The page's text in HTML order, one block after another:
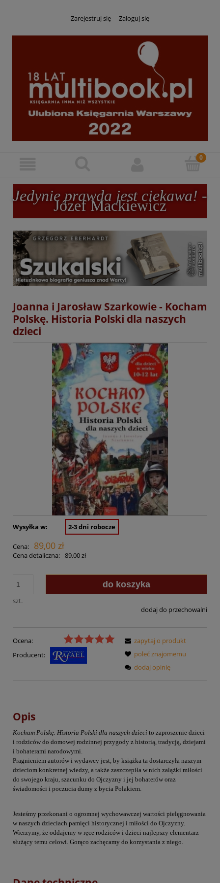
Zarejestruj się Zaloguj się
Jedynie prawda jest ciekawa! -
Józef Mackiewicz
Joanna i Jarosław Szarkowie - Kocham
Polskę. Historia Polski dla naszych
dzieci
Wysyłka w: 2-3 dni robocze
Cena: 89,00 zł
Cena detaliczna: 89,00 zł
szt.
do koszyka
dodaj do przechowalni
Ocena:
Producent:
zapytaj o produkt
poleć znajomemu
dodaj opinię
Opis
Kocham Polskę. Historia Polski dla naszych dzieci to zaproszenie dzieci
i rodziców do domowej rodzinnej przygody z historią, tradycją, dziejami
i bohaterami narodowymi.
Pragnieniem autorów i wydawcy jest, by książka ta dostarczyła naszym
dzieciom konkretnej wiedzy, a także zaszczepiła w nich zalążki miłości
do swojego kraju, szacunku do Ojczyzny i jej bohaterów oraz
świadomości i poczucia dumy z bycia Polakiem.
Jesteśmy przekonani o ogromnej wychowawczej wartości pielęgnowania
w naszych dzieciach pamięci historycznej i miłości do Ojczyzny.
Wierzymy, że oddajemy w ręce rodziców i dzieci najlepszy elementarz
służący temu celowi. Gorąco zachęcamy do korzystania z niego.